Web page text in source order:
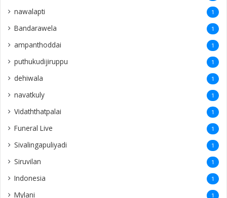
nawalapti 1
Bandarawela 1
ampanthoddai 1
puthukudijiruppu 1
dehiwala 1
navatkuly 1
Vidaththatpalai 1
Funeral Live 1
Sivalingapuliyadi 1
Siruvilan 1
Indonesia 1
Mylani 1